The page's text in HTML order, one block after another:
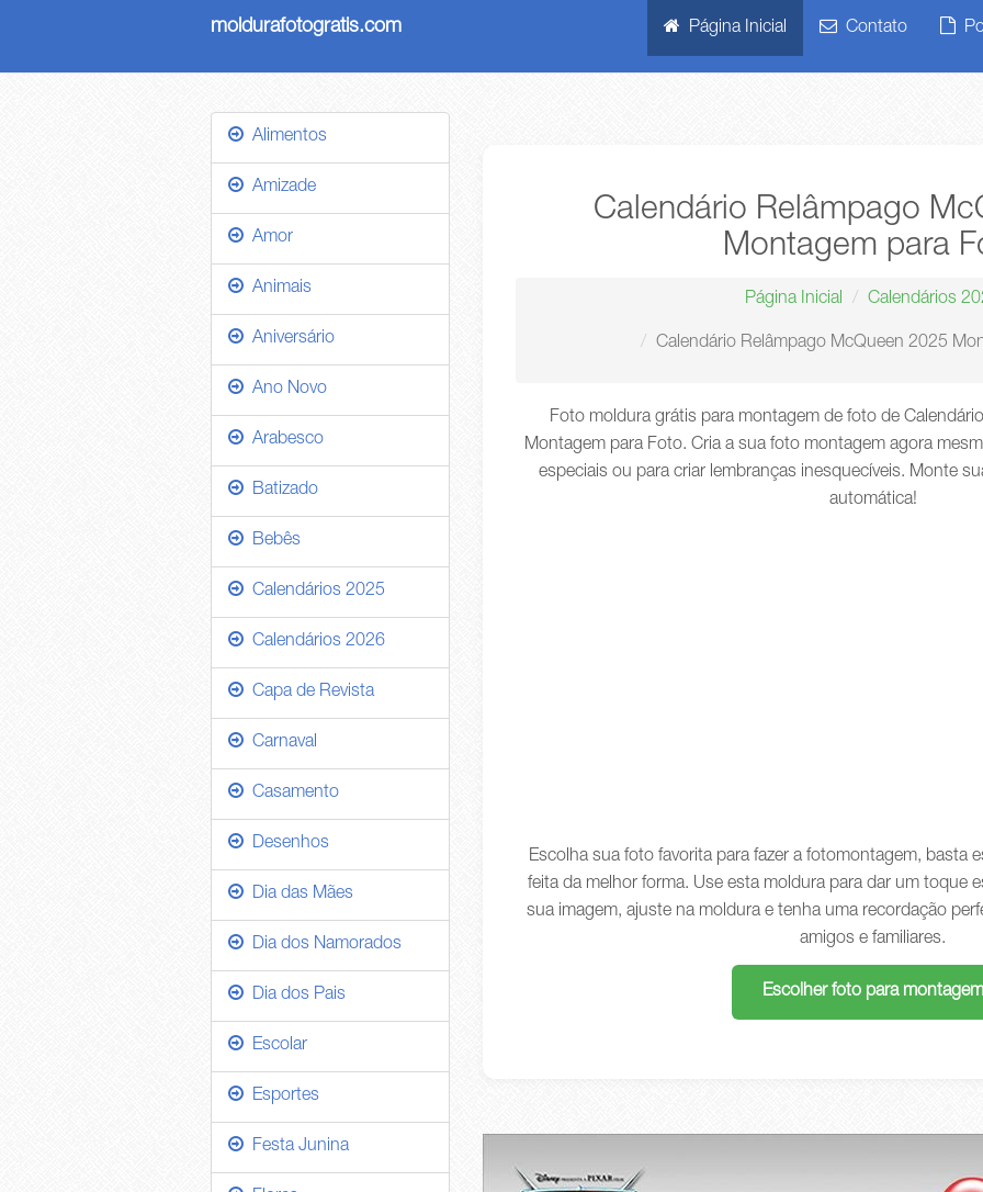
moldurafotogratis.com Página Inicial Contato
Calendário Relâmpago
Montagem para
Página Inicial Calendários
Calendário Relâmpago McQueen 2025
Foto moldura grátis para montagem de foto de
Montagem para Foto. Cria a sua foto montagem agora
especiais ou para criar lembranças inesquecíveis. Monte
automática!
Escolha sua foto favorita para fazer a fotomontagem, basta
feita da melhor forma. Use esta moldura para dar um toque
sua imagem, ajuste na moldura e tenha uma recordação
amigos e familiares.
Escolher foto para montagem
Alimentos
Amizade
Amor
Animais
Aniversário
Ano Novo
Arabesco
Batizado
Bebês
Calendários 2025
Calendários 2026
Capa de Revista
Carnaval
Casamento
Desenhos
Dia das Mães
Dia dos Namorados
Dia dos Pais
Escolar
Esportes
Festa Junina